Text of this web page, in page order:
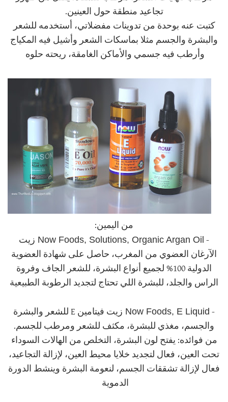
تجاعيد منطقة حول العينين.
كتبت عنه بوحدة من تدوينات مفضلاتي، أستخدمه للشعر
والبشرة والجسم مثلا بماسكات الشعر وأشيل فيه المكياج
وأرطب فيه جسمي والأماكن الغامقة، ريحته حلوه
من اليمين:
-
Now Foods, Solutions, Organic Argan Oil زيت
الآرغان العضوي من المغرب، حاصل على شهادة العضوية
الدولية 100% لجميع أنواع البشرة، للشعر الجاف وفروة
الراس والجلد، للبشرة اللي تحتاج لتجديد الرطوبة الطبيعية
-
Now Foods, E Liquid
زيت فيتامين E للشعر والبشرة
والجسم، مغذي للبشرة، مكثف للشعر ومرطب للجسم.
من فوائده: يفتح لون البشرة، التخلص من الهالات السوداء
تحت العين، فعال لتجديد خلايا محيط العين، لإزالة التجاعيد،
فعال لإزالة تشققات الجسم، لنعومة البشرة وينشط الدورة
الدموية